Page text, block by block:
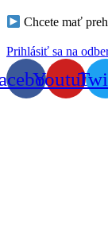
Chcete mať
Prihlásiť sa na
Youtube